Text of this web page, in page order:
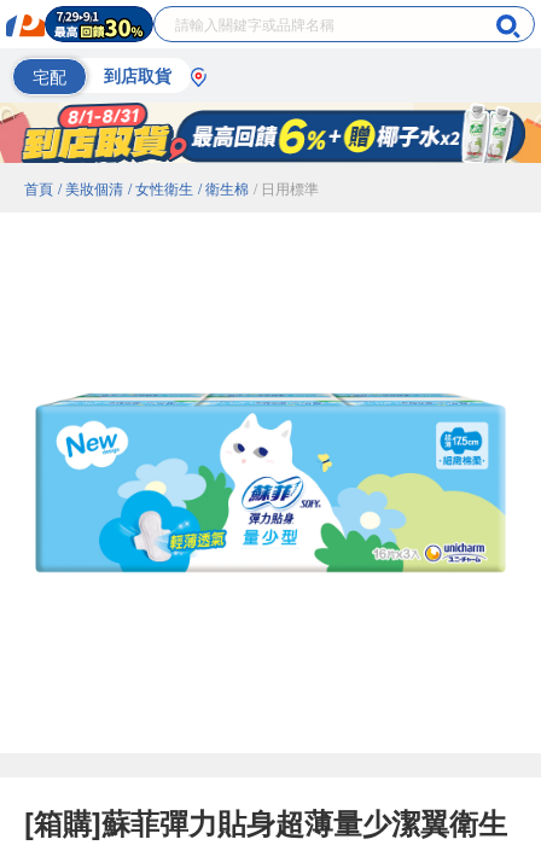
宅配 到店取貨
首頁 / 美妝個清 / 女性衛生 / 衛生棉 / 日用標準
[箱購]蘇菲彈力貼身超薄量少潔翼衛生